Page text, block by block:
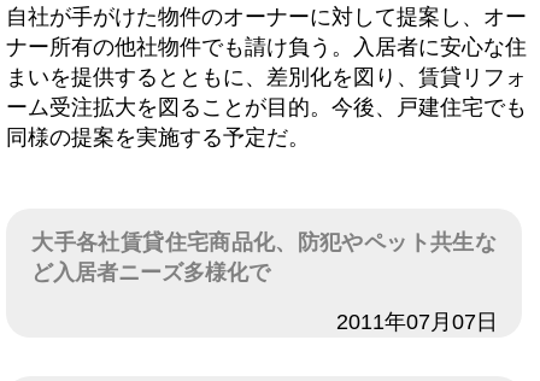
自社が手がけた物件のオーナーに対して提案し、オー
ナー所有の他社物件でも請け負う。入居者に安心な住
まいを提供するとともに、差別化を図り、賃貸リフォ
ーム受注拡大を図ることが目的。今後、戸建住宅でも
同様の提案を実施する予定だ。
大手各社賃貸住宅商品化、防犯やペット共生な
ど入居者ニーズ多様化で
2011年07月07日